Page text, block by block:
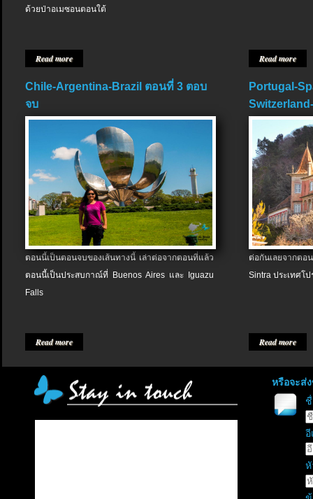
ด้วยป่าอเมซอนตอนใต้
Read more Read more
Chile-Argentina-Brazil ตอนที่ 3 ตอบ
จบ
ตอนนี้เป็นตอนจบของเส้นทางนี้ เล่าต่อจากตอนที่แล้ว
ตอนนี้เป็นประสบกาณ์ที่ Buenos Aires และ Iguazu
Falls
Read more
Portugal-
ต่อกันเลยจากต
Sintra ประเทศโป
Read more
หรือจะส่
อี
หั